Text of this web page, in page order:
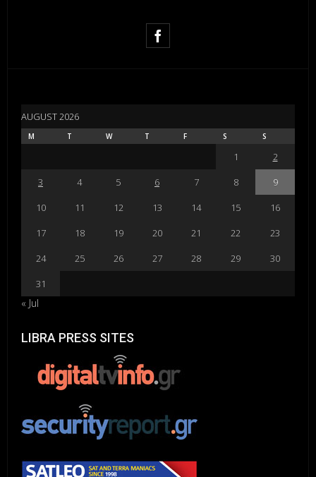
AUGUST 2026
M T W T F S S
1
2
3
4 5 6 7 8
9
10
11 12 13 14 15
16
17
18 19 20 21 22
23
24
25 26 27 28 29
30
31
« Jul
LIBRA PRESS SITES